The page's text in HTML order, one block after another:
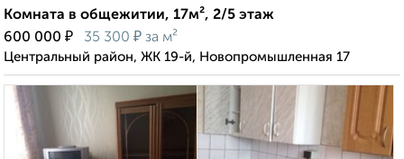
Комната в общежитии, 17м², 2/5 этаж
600 000 ₽ 35 300 ₽ за м²
Центральный район, ЖК 19-й, Новопромышленная 17